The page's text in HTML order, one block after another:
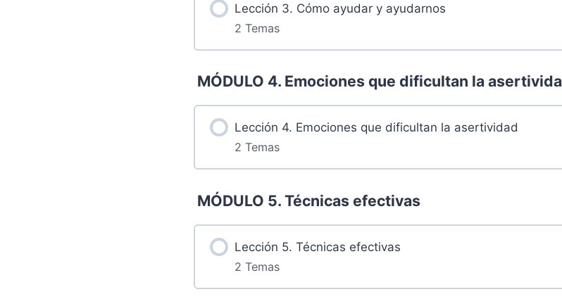
2.2 Grabación martes 13 de agosto de 2024
Lección 3. Cómo ayudar y ayudarnos
2 Temas
Más contenidos...
3.2 Grabación martes 20 de agosto de 2024
MÓDULO 4. Emociones que dificultan la
Lección 4. Emociones que dificultan la asertividad
2 Temas
Más contenidos...
4.2 Grabación martes 27 de agosto de 2024
MÓDULO 5. Técnicas efectivas
Lección 5. Técnicas efectivas
2 Temas